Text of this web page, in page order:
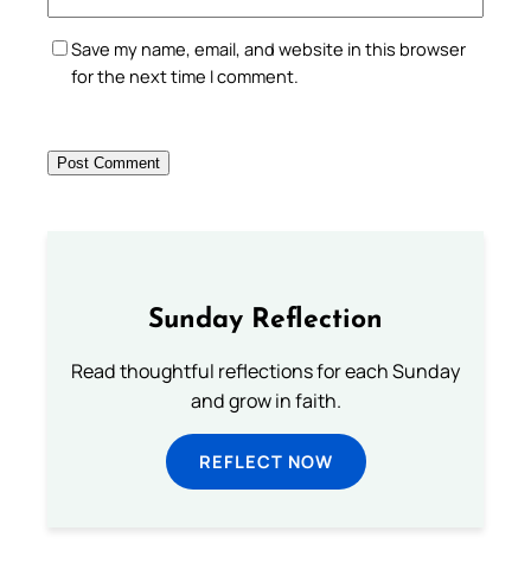
Save my name, email, and website in this browser
for the next time I comment.
Sunday Reflection
Read thoughtful reflections for each Sunday
and grow in faith.
REFLECT NOW